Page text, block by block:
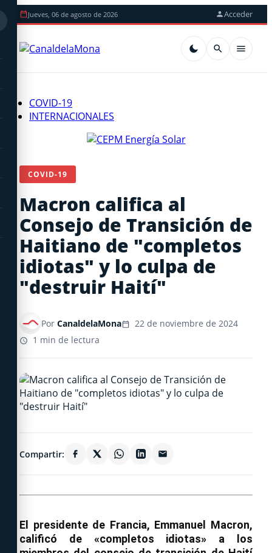
Jueves, 06 de agosto de 2026 Acceder
COVID-19
INTERNACIONALES
COVID-19
Macron califica al
Consejo de Transición de
Haitiano de "completos
idiotas" y lo culpa de
"destruir Haití"
Por CanaldelaMona
22 de noviembre de 2024
1 min de lectura
Compartir:
El presidente de Francia, Emmanuel Macron,
calificó de «completos idiotas» a los